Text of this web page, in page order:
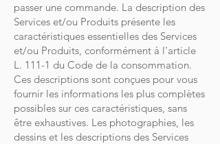
passer une commande. La description des
Services et/ou Produits présente les
caractéristiques essentielles des Services
et/ou Produits, conformément à l'article
L. 111-1 du Code de la consommation.
Ces descriptions sont conçues pour vous
fournir les informations les plus complètes
possibles sur ces caractéristiques, sans
être exhaustives. Les photographies, les
dessins et les descriptions des Services